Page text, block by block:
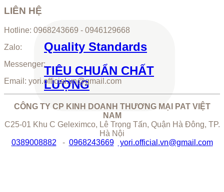
Quality Standards
TIÊU CHUẨN CHẤT
LƯỢNG
LIÊN HỆ
Hotline: 0968243669 - 0946129668
Zalo:
Messenger:
Email: yori.official.vn@gmail.com
CÔNG TY CP KINH DOANH THƯƠNG MẠI PAT VIỆT
NAM
C25-01 Khu C Geleximco, Lê Trọng Tấn, Quận Hà Đông, TP.
Hà Nội
0389008882 - 0968243669 yori.official.vn@gmail.com